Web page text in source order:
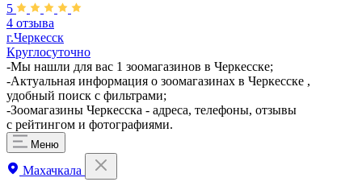
5
4 отзыва
г.Черкесск
Круглосуточно
-Мы нашли для вас 1 зоомагазинов в Черкесске;
-Актуальная информация о зоомагазинах в Черкесске ,
удобный поиск с фильтрами;
-Зоомагазины Черкесска - адреса, телефоны, отзывы
с рейтингом и фотографиями.
Меню
Махачкала